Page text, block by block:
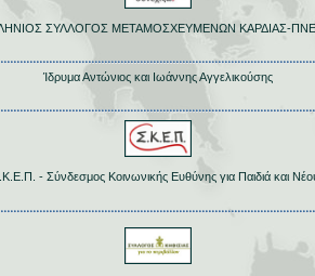
ΣΥΛΛΟΓΟΣ ΜΕΤΑΜΟΣΧΕΥΜΕΝΩΝ ΚΑΡΔΙΑΣ-
Ίδρυμα Αντώνιος και Ιωάννης Αγγελικούσης
- Σύνδεσμος Κοινωνικής Ευθύνης για Παιδιά και